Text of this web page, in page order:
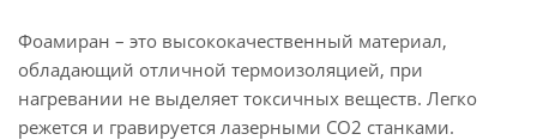
Фоамиран – это высококачественный материал,
обладающий отличной термоизоляцией, при
нагревании не выделяет токсичных веществ. Легко
режется и гравируется лазерными СО2 станками.